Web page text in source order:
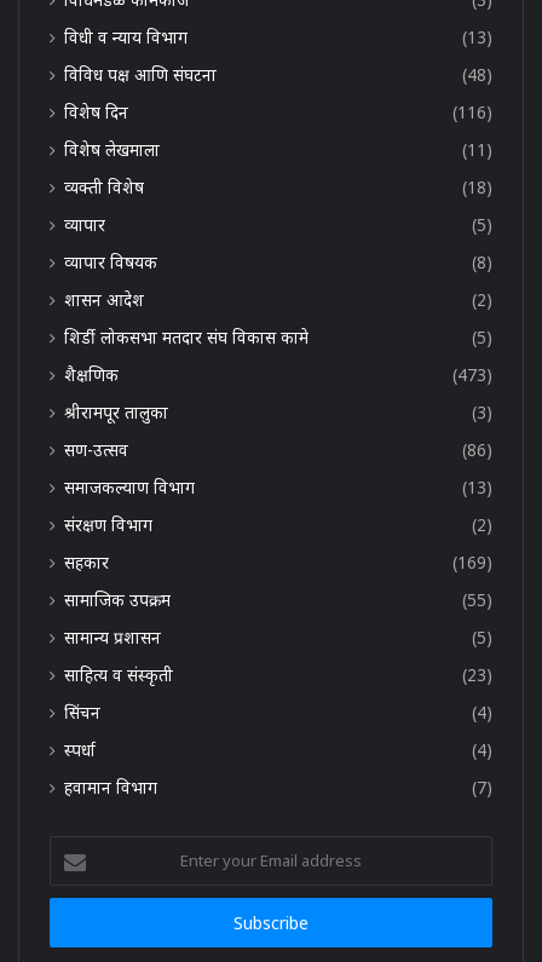
विधी व न्याय विभाग
(13)
विविध पक्ष आणि संघटना
(48)
विशेष दिन
(116)
विशेष लेखमाला
(11)
व्यक्ती विशेष
(18)
व्यापार
(5)
व्यापार विषयक
(8)
शासन आदेश
(2)
शिर्डी लोकसभा मतदार संघ विकास कामे
(5)
शैक्षणिक
(473)
श्रीरामपूर तालुका
(3)
सण-उत्सव
(86)
समाजकल्याण विभाग
(13)
संरक्षण विभाग
(2)
सहकार
(169)
सामाजिक उपक्रम
(55)
सामान्य प्रशासन
(5)
साहित्य व संस्कृती
(23)
सिंचन
(4)
स्पर्धा
(4)
हवामान विभाग
(7)
your
Email